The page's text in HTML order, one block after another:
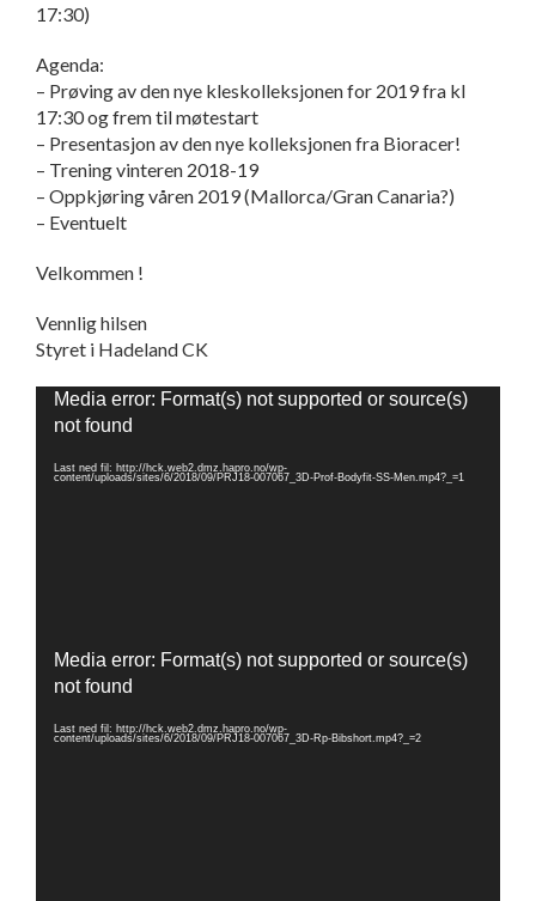
17:30)
Agenda:
– Prøving av den nye kleskolleksjonen for 2019 fra kl
17:30 og frem til møtestart
– Presentasjon av den nye kolleksjonen fra Bioracer!
– Trening vinteren 2018-19
– Oppkjøring våren 2019 (Mallorca/Gran Canaria?)
– Eventuelt
Velkommen !
Vennlig hilsen
Styret i Hadeland CK
Videoavspiller
Media error: Format(s) not supported or source(s)
not found
Last ned fil: http://hck.web2.dmz.hapro.no/wp-
content/uploads/sites/6/2018/09/PRJ18-007067_3D-Prof-Bodyfit-SS-Men.mp4?_=1
Videoavspiller
Media error: Format(s) not supported or source(s)
not found
Last ned fil: http://hck.web2.dmz.hapro.no/wp-
content/uploads/sites/6/2018/09/PRJ18-007067_3D-Rp-Bibshort.mp4?_=2